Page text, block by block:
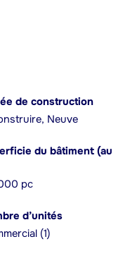
de construction
Neuve
du bâtiment (au
pc
d’unités
(1)